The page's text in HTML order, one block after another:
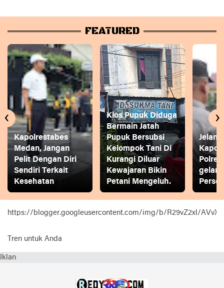
FEATURED
Kapolrestabes
Medan, Jangan
Pelit Dengan Diri
Sendiri Terkait
Kesehatan
Kios Pupuk Diduga
Bermain Jatah
Pupuk Bersubsi
Kelompok Tani Di
Kurangi Diluar
Kewajaran Bikin
Petani Mengeluh.
gelar
‹ ›
https://blogger.googleusercontent.com/img/b/R29vZ2xl/
Tren untuk Anda
Iklan